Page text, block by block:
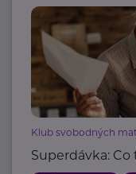
Klub svobodných
Superdávka: